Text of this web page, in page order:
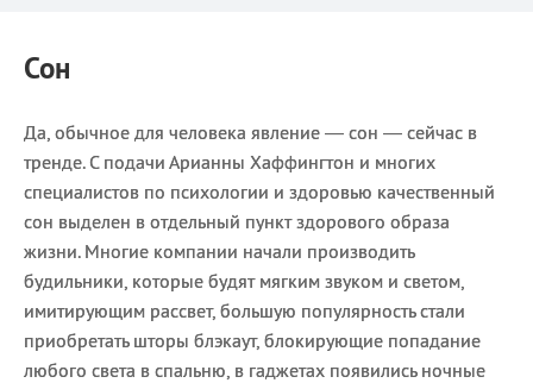
Сон
Да, обычное для человека явление — сон — сейчас в
тренде. С подачи Арианны Хаффингтон и многих
специалистов по психологии и здоровью качественный
сон выделен в отдельный пункт здорового образа
жизни. Многие компании начали производить
будильники, которые будят мягким звуком и светом,
имитирующим рассвет, большую популярность стали
приобретать шторы блэкаут, блокирующие попадание
любого света в спальню, в гаджетах появились ночные